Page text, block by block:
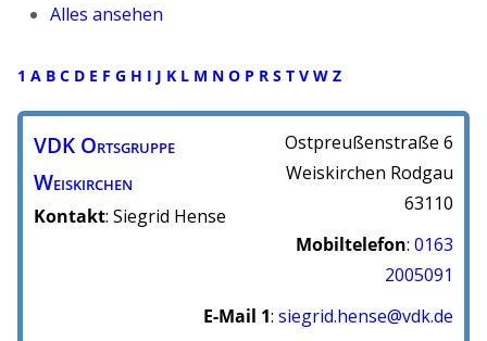
Alles ansehen
1 A B C D E F G H I J K L M N O P R S T V W Z
VDK Ortsgruppe
Weiskirchen
Kontakt: Siegrid Hense
Ostpreußenstraße 6
Weiskirchen Rodgau
63110
Mobiltelefon: 0163
2005091
E-Mail 1: siegrid.hense@vdk.de